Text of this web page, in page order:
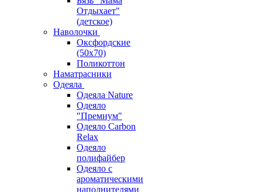
Отдыхает"
(детское)
Наволочки
Оксфордские
(50х70)
Поликоттон
Наматрасники
Одеяла
Одеяла Nature
Одеяло
"Премиум"
Одеяло Carbon
Relax
Одеяло
полифайбер
Одеяло с
ароматическими
наполнителями